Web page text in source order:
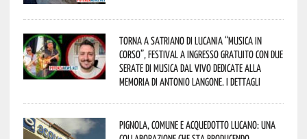
Torna a Satriano di Lucania “Musica in
Corso”, festival a ingresso gratuito con due
serate di musica dal vivo dedicate alla
memoria di Antonio Langone. I dettagli
Pignola, Comune e Acquedotto Lucano: una